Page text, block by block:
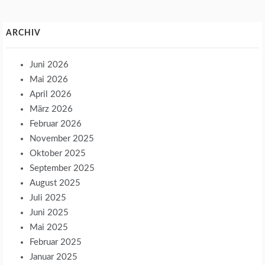
ARCHIV
Juni 2026
Mai 2026
April 2026
März 2026
Februar 2026
November 2025
Oktober 2025
September 2025
August 2025
Juli 2025
Juni 2025
Mai 2025
Februar 2025
Januar 2025